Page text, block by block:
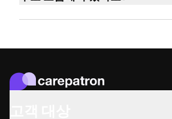
비가 되면 전체 목록을 가져올 수
네. 무제한 클라이언트, 원격 의
요 없습니다.